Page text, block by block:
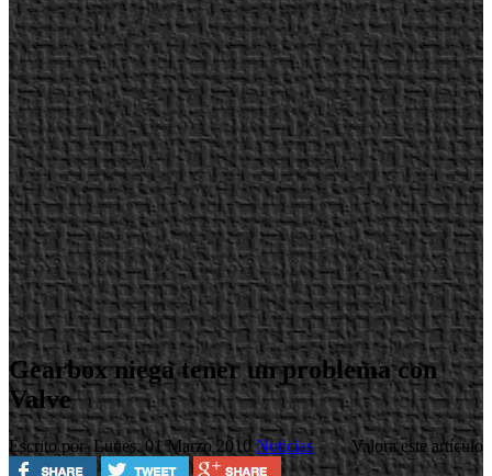
Gearbox niega tener un problema con
Valve
Escrito porLunes, 01 Marzo 2010 Noticias Valora este artículo